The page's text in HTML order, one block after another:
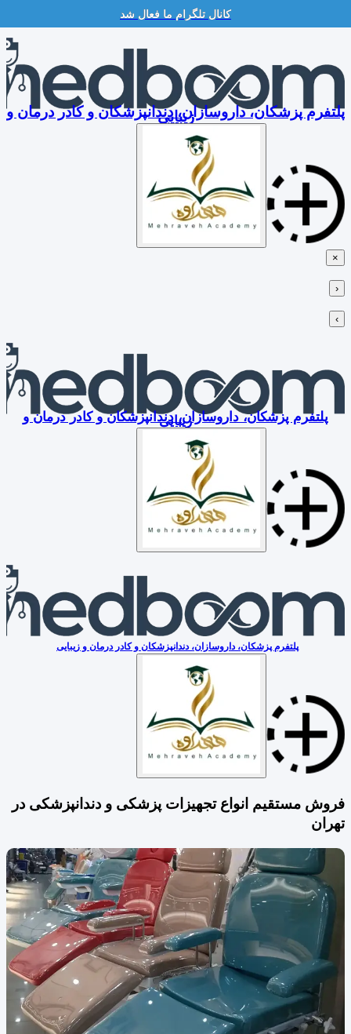
کانال تلگرام ما فعال شد
Skip
content
پلتفرم پزشکان، داروسازان، دندانپزشکان و کادر درمان و
زیبایی
×
‹
›
پلتفرم پزشکان، داروسازان، دندانپزشکان و کادر درمان و
زیبایی
پلتفرم پزشکان، داروسازان، دندانپزشکان و کادر درمان و زیبایی
فروش مستقیم انواع تجهیزات پزشکی و دندانپزشکی در
تهران